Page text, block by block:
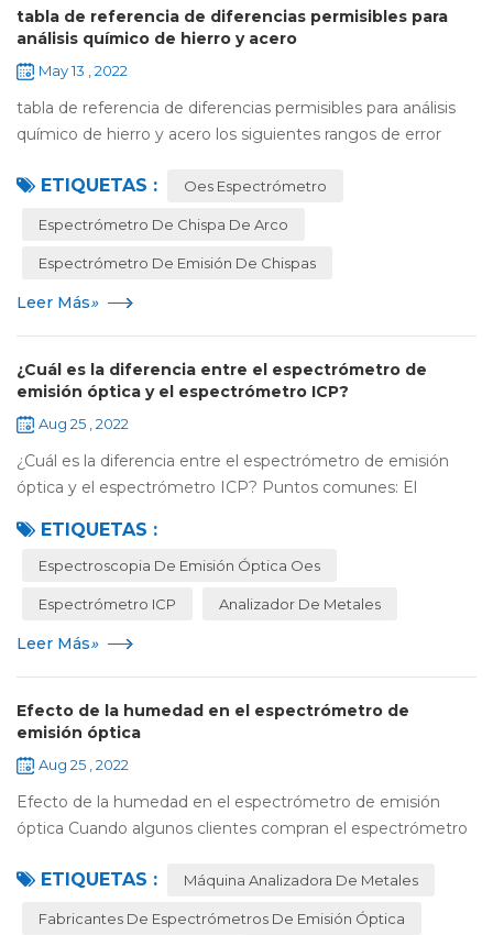
tabla de referencia de diferencias permisibles para
análisis químico de hierro y acero
May 13 , 2022
tabla de referencia de diferencias permisibles para análisis
químico de hierro y acero los siguientes rangos de error
nacionales: carbono: ...
ETIQUETAS : Oes Espectrómetro
Espectrómetro De Chispa De Arco
Espectrómetro De Emisión De Chispas
Leer Más»
¿Cuál es la diferencia entre el espectrómetro de
emisión óptica y el espectrómetro ICP?
Aug 25 , 2022
¿Cuál es la diferencia entre el espectrómetro de emisión
óptica y el espectrómetro ICP? Puntos comunes: El
que el del espectrómetro ICP , ambo...
ETIQUETAS :
Espectroscopia De Emisión Óptica Oes
Espectrómetro ICP Analizador De Metales
Leer Más»
Efecto de la humedad en el espectrómetro de
emisión óptica
Aug 25 , 2022
Efecto de la humedad en el espectrómetro de emisión
óptica Cuando algunos clientes compran el espectrómetro
servicio posventa llamará p...
ETIQUETAS : Máquina Analizadora De Metales
Fabricantes De Espectrómetros De Emisión Óptica